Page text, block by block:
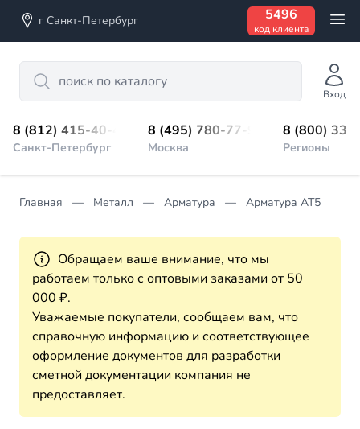
г Санкт-Петербург 5496
код клиента
Search
Вход
8 (812) 415-40-45
Санкт-Петербург
8 (495) 780-77-98
Москва
8 (800)
Регионы
Главная Металл Арматура Арматура АТ5
Обращаем ваше внимание, что мы
работаем только с оптовыми заказами от 50
000 ₽.
Уважаемые покупатели, сообщаем вам, что
справочную информацию и соответствующее
оформление документов для разработки
сметной документации компания не
предоставляет.